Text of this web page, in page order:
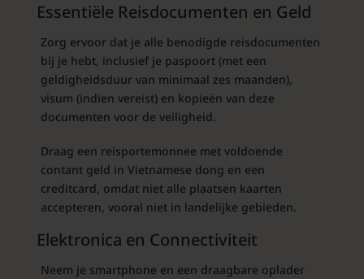
Essentiële Reisdocumenten en Geld
Zorg ervoor dat je alle benodigde reisdocumenten
bij je hebt, inclusief je paspoort (met een
geldigheidsduur van minimaal zes maanden),
visum (indien vereist) en kopieën van deze
documenten voor de veiligheid.
Draag een reisportemonnee met voldoende
contant geld in Vietnamese dong en een
creditcard, omdat niet alle plaatsen kaarten
accepteren, vooral niet in landelijke gebieden.
Elektronica en Connectiviteit
Neem je smartphone en een draagbare oplader